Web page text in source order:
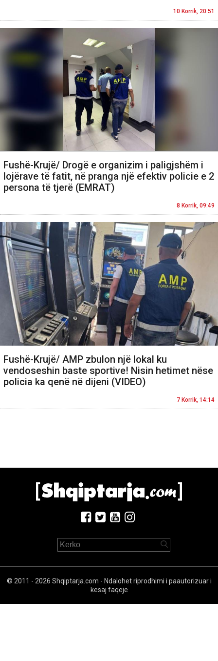
10 Korrik, 20:51
Fushë-Krujë/ Drogë e organizim i paligjshëm i
lojërave të fatit, në pranga një efektiv policie e 2
persona të tjerë (EMRAT)
8 Korrik, 09:49
Fushë-Krujë/ AMP zbulon një lokal ku
vendoseshin baste sportive! Nisin hetimet nëse
policia ka qenë në dijeni (VIDEO)
7 Korrik, 14:14
© 2011 - 2026 Shqiptarja.com - Ndalohet riprodhimi i paautorizuar i
kesaj faqeje